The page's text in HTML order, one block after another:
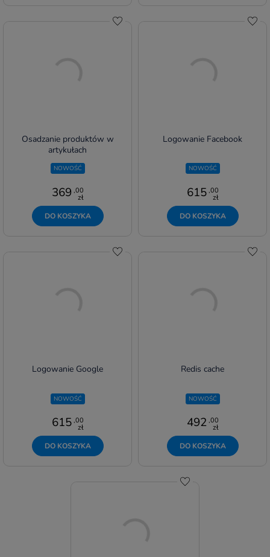
Do schowka
Osadzanie produktów w
artykułach
NOWOŚĆ
369 ,00
zł
DO KOSZYKA
Do
Logowanie Facebook
NOWOŚĆ
615 ,00
zł
DO KOSZYKA
Do schowka
Logowanie Google
NOWOŚĆ
615 ,00
zł
DO KOSZYKA
Do
Redis cache
NOWOŚĆ
492 ,00
zł
DO KOSZYKA
Do schowka